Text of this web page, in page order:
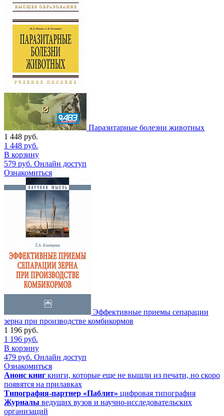
Паразитарные болезни животных
1 448 руб.
1 448 руб.
В корзину
579 руб. Онлайн доступ
Ознакомиться
Эффективные приемы сепарации
зерна при производстве комбикормов
1 196 руб.
1 196 руб.
В корзину
479 руб. Онлайн доступ
Ознакомиться
Анонс книг книги, которые еще не вышли из печати, но скоро
появятся на прилавках
Типография-партнер «Паблит» цифровая типография
Журналы ведущих вузов и научно-исследовательских
организаций